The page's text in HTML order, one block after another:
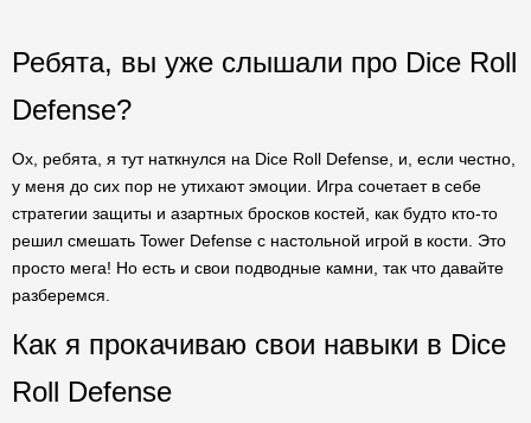
Ребята, вы уже слышали про Dice Roll
Defense?
Ох, ребята, я тут наткнулся на Dice Roll Defense, и, если честно,
у меня до сих пор не утихают эмоции. Игра сочетает в себе
стратегии защиты и азартных бросков костей, как будто кто-то
решил смешать Tower Defense с настольной игрой в кости. Это
просто мега! Но есть и свои подводные камни, так что давайте
разберемся.
Как я прокачиваю свои навыки в Dice
Roll Defense